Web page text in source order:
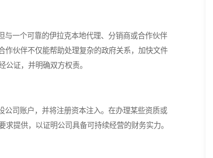
一个可靠的伊拉克本地代理、分销商或合作伙伴
作伙伴不仅能帮助处理复杂的政府关系，加快文件
证，并明确双方权责。
司账户，并将注册资本注入。在办理某些资质或
提供，以证明公司具备可持续经营的财务实力。